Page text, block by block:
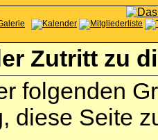
Zutritt zu
folgenden
diese Seite